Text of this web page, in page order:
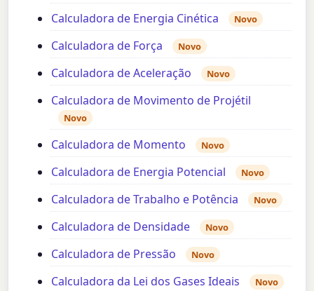
Calculadora de Energia Cinética Novo
Calculadora de Força Novo
Calculadora de Aceleração Novo
Calculadora de Movimento de Projétil
Novo
Calculadora de Momento Novo
Calculadora de Energia Potencial Novo
Calculadora de Trabalho e Potência Novo
Calculadora de Densidade Novo
Calculadora de Pressão Novo
Calculadora da Lei dos Gases Ideais Novo